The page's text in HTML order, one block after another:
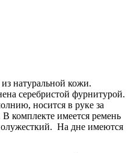
натуральной кожи.
серебристой фурнитурой.
носится в руке за
комплекте имеется ремень
На дне имеются